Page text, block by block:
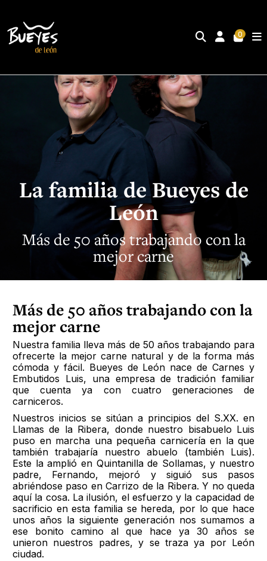
0
Nosotros
Nosotros
La familia de Bueyes de
León
Más de 50 años trabajando con la
mejor carne
Más de 50 años trabajando con la
mejor carne
Nuestra familia lleva más de 50 años trabajando para
ofrecerte la mejor carne natural y de la forma más
cómoda y fácil. Bueyes de León nace de Carnes y
Embutidos Luis, una empresa de tradición familiar
que cuenta ya con cuatro generaciones de
carniceros.
Nuestros inicios se sitúan a principios del S.XX. en
Llamas de la Ribera, donde nuestro bisabuelo Luis
puso en marcha una pequeña carnicería en la que
también trabajaría nuestro abuelo (también Luis).
Este la amplió en Quintanilla de Sollamas, y nuestro
padre, Fernando, mejoró y siguió sus pasos
abriéndose paso en Carrizo de la Ribera. Y no queda
aquí la cosa. La ilusión, el esfuerzo y la capacidad de
sacrificio en esta familia se hereda, por lo que hace
unos años la siguiente generación nos sumamos a
ese bonito camino al que hace ya 30 años se
unieron nuestros padres, y se traza ya por León
ciudad.